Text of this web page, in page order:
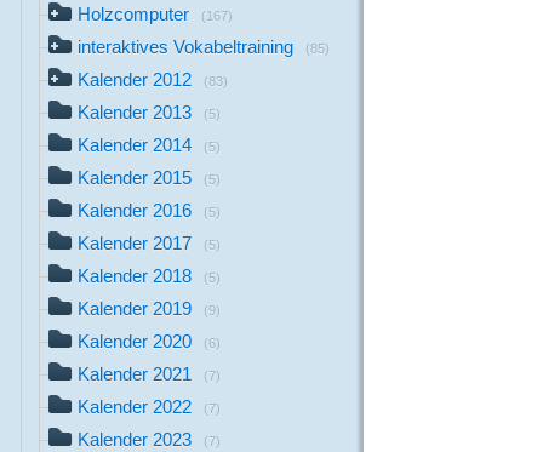
Holzcomputer (167)
interaktives Vokabeltraining (85)
Kalender 2012 (83)
Kalender 2013 (5)
Kalender 2014 (5)
Kalender 2015 (5)
Kalender 2016 (5)
Kalender 2017 (5)
Kalender 2018 (5)
Kalender 2019 (9)
Kalender 2020 (6)
Kalender 2021 (7)
Kalender 2022 (7)
Kalender 2023 (7)